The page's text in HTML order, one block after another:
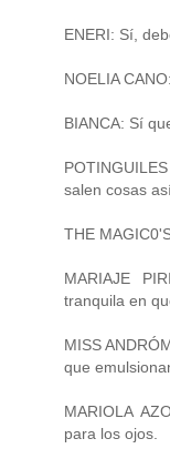
ENERI: Sí,
NOELIA
BIANCA: Sí
salen cosas
THE
MARIAJE
tranquila en
MISS
que
MARIOLA
para los ojos.